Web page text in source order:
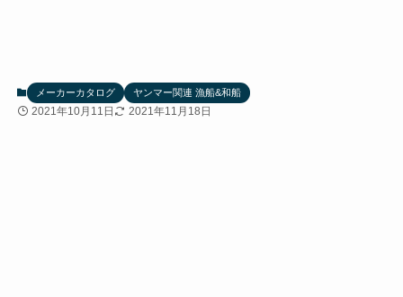
メーカーカタログ ヤンマー関連 漁船&和船
2021年10月11日 2021年11月18日